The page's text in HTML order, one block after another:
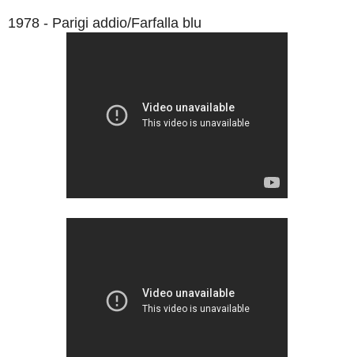
1978 - Parigi addio/Farfalla blu